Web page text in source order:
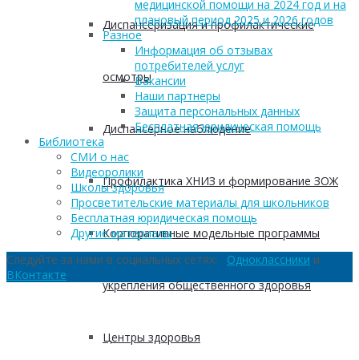
Диспансеризация и профилактические
осмотры
Диспансерное наблюдение
Профилактика ХНИЗ и формирование ЗОЖ
Корпоративные модельные программы
укрепления общественного здоровья
Центры здоровья
медицинской помощи на 2024 год и на
плановый период 2025 и 2026 годов
Разное
Информация об отзывах
потребителей услуг
Вакансии
Наши партнеры
Защита персональных данных
Бесплатная юридическая помощь
Библиотека
СМИ о нас
Видеоролики
Школы здоровья
Просветительские материалы для школьников
Бесплатная юридическая помощь
Другие материалы
Следуйте за нами в социальных сетях: Одноклассники и
ВКонтакте